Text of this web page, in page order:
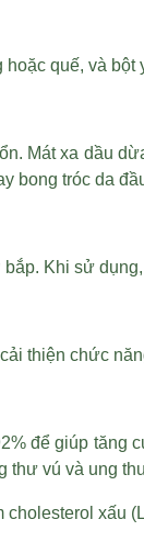
quế, và
Mát xa dầu
bong tróc da
Khi sử
thiện chức
để giúp
thư vú và ung